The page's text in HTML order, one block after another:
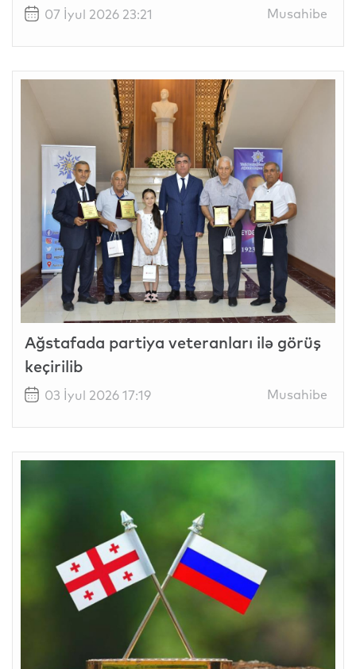
07 İyul 2026 23:21 Musahibe
Ağstafada partiya veteranları ilə görüş
keçirilib
03 İyul 2026 17:19 Musahibe